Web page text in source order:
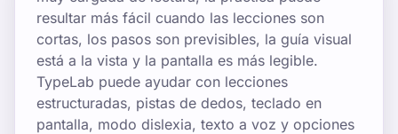
resultar más fácil cuando las lecciones son
cortas, los pasos son previsibles, la guía visual
está a la vista y la pantalla es más legible.
TypeLab puede ayudar con lecciones
estructuradas, pistas de dedos, teclado en
pantalla, modo dislexia, texto a voz y opciones